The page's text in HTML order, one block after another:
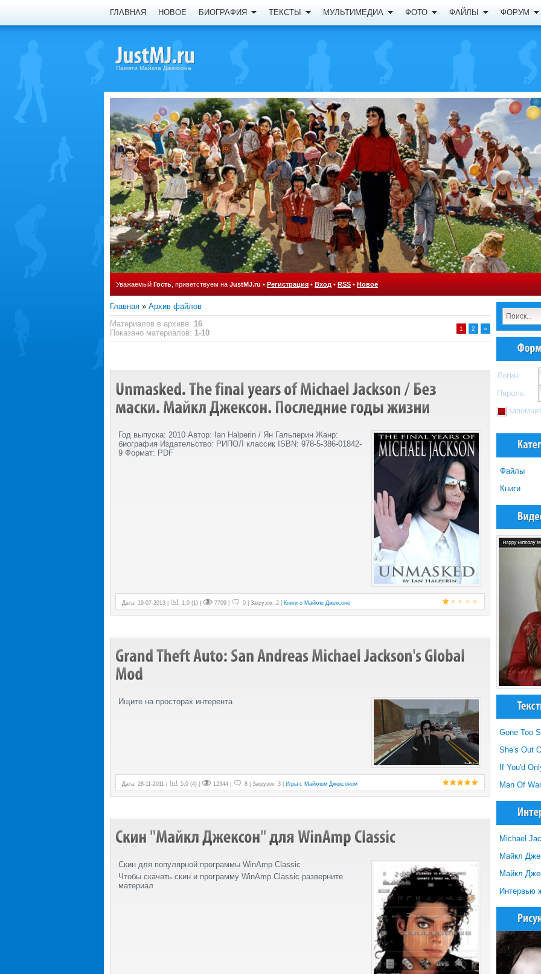
ГЛАВНАЯ НОВОЕ БИОГРАФИЯ ТЕКСТЫ МУЛЬТИМЕДИА ФОТО ФАЙЛЫ ФОРУМ
Памяти Майкла Джексона
Уважаемый Гость , приветствуем на JustMJ.ru • Регистрация • Вход • RSS • Новое
Главная » Архив файлов
Материалов в архиве: 16
Показано материалов: 1-10 1 2 »
Год выпуска: 2010 Автор: Ian Halperin / Ян Гальперин Жанр:
биография Издательство: РИПОЛ классик ISBN: 978-5-386-01842-
9 Формат: PDF
Дата: 19-07-2013 | 1.0 (1) | 7709 | 0 | Загрузок: 2 | Книги о Майкле Джексоне
Ищите на просторах интерента
Дата: 28-11-2011 | 5.0 (4) | 12344 | 8 | Загрузок: 3 | Игры с Майклом Джексоном
Скин для популярной программы WinAmp Classic
Чтобы скачать скин и программу WinAmp Classic разверните
материал
Логин:
Пароль:
Файлы
Книги
Gone Too
She's Out
If You'd
Man Of War
Michael
Майкл
Майкл
Интервью